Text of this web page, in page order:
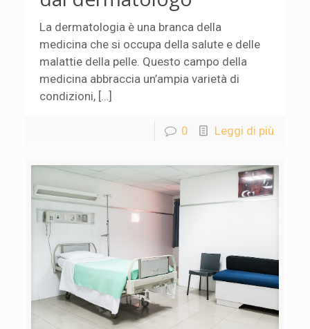
La dermatologia è una branca della
medicina che si occupa della salute e delle
malattie della pelle. Questo campo della
medicina abbraccia un’ampia varietà di
condizioni, […]
0 Leggi di più